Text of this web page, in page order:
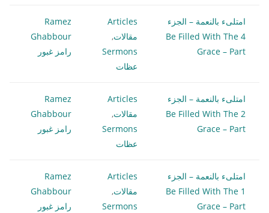
امتلىء بالنعمة – الجزء
4 Be Filled With The
Grace – Part
Articles
مقالات,
Sermons
عظات
Ramez
Ghabbour
رامز غبور
امتلىء بالنعمة – الجزء
2 Be Filled With The
Grace – Part
Articles
مقالات,
Sermons
عظات
Ramez
Ghabbour
رامز غبور
امتلىء بالنعمة – الجزء
1 Be Filled With The
Grace – Part
Articles
مقالات,
Sermons
Ramez
Ghabbour
رامز غبور